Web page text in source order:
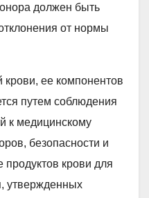
должен быть
от нормы
крови, ее компонентов
путем соблюдения
к медицинскому
безопасности и
продуктов крови для
утвержденных